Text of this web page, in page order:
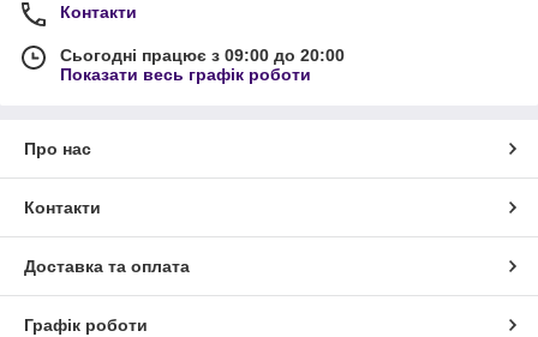
Контакти
Сьогодні працює з 09:00 до 20:00
Показати весь графік роботи
Про нас
Контакти
Доставка та оплата
Графік роботи